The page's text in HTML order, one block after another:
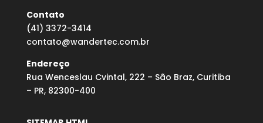
Contato
(41) 3372-3414
contato@wandertec.com.br
Endereço
Rua Wenceslau Cvintal, 222 – São Braz, Curitiba
– PR, 82300-400